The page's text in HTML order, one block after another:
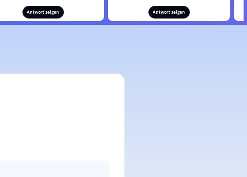
Antwort zeigen Antwort zeigen